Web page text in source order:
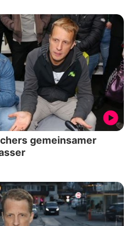
gemeinsamer